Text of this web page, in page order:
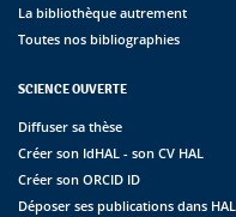
La bibliothèque autrement
Toutes nos bibliographies
SCIENCE OUVERTE
Diffuser sa thèse
Créer son IdHAL - son CV HAL
Créer son ORCID ID
Déposer ses publications dans HAL